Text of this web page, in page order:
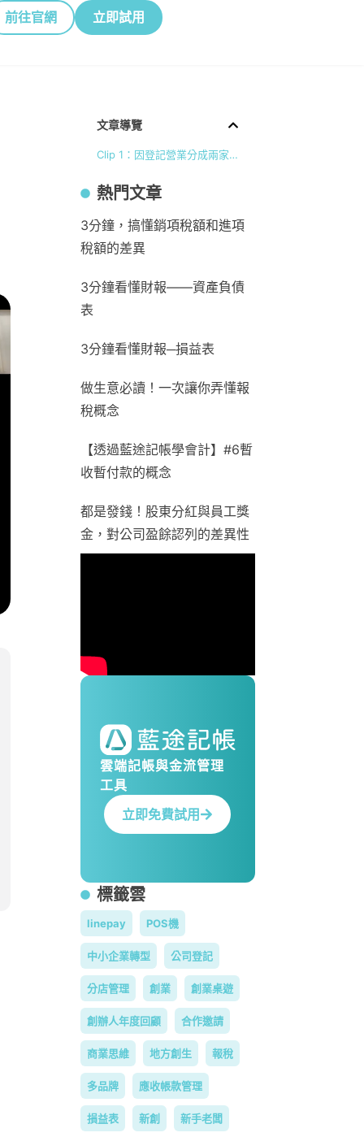
前往官網 立即試用
文章導覽
Clip 1：因登記營業分成兩家公司，故帳也須分開做，故若月付是分開做兩家公司還是須付兩份藍途記帳NexTrek？
熱門文章
3分鐘，搞懂銷項稅額和進項
稅額的差異
3分鐘看懂財報——資產負債
表
3分鐘看懂財報─損益表
做生意必讀！一次讓你弄懂報
稅概念
【透過藍途記帳學會計】#6暫
收暫付款的概念
都是發錢！股東分紅與員工獎
金，對公司盈餘認列的差異性
雲端記帳與金流管理
工具
立即免費試用
標籤雲
linepay POS機
中小企業轉型 公司登記
分店管理 創業 創業桌遊
創辦人年度回顧 合作邀請
商業思維 地方創生 報稅
多品牌 應收帳款管理
損益表 新創 新手老闆